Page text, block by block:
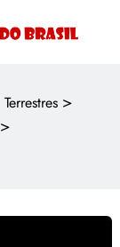
Terrestres >
>